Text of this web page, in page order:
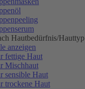
Hautbedürfnis/Hauttyp
anzeigen
fettige Haut
Mischhaut
sensible Haut
trockene Haut